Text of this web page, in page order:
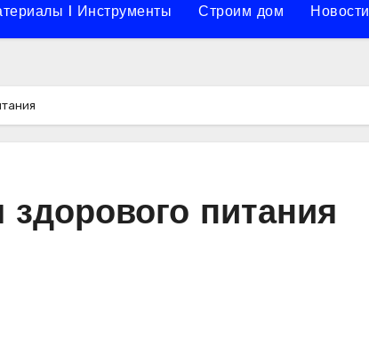
l Инструменты Строим дом Новости
питания